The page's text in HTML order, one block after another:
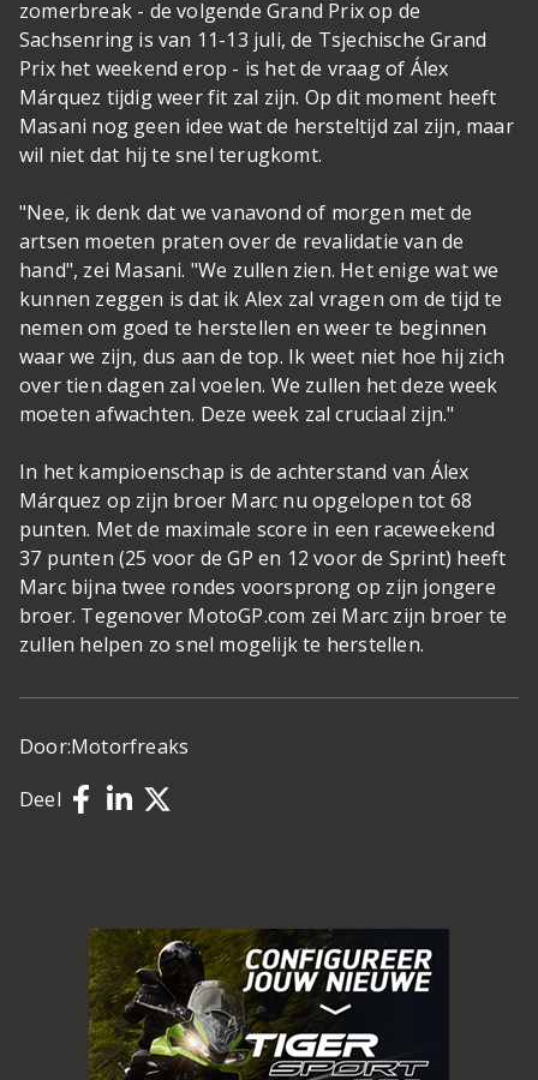
zomerbreak - de volgende Grand Prix op de
Sachsenring is van 11-13 juli, de Tsjechische Grand
Prix het weekend erop - is het de vraag of Álex
Márquez tijdig weer fit zal zijn. Op dit moment heeft
Masani nog geen idee wat de hersteltijd zal zijn, maar
wil niet dat hij te snel terugkomt.
"Nee, ik denk dat we vanavond of morgen met de
artsen moeten praten over de revalidatie van de
hand", zei Masani. "We zullen zien. Het enige wat we
kunnen zeggen is dat ik Alex zal vragen om de tijd te
nemen om goed te herstellen en weer te beginnen
waar we zijn, dus aan de top. Ik weet niet hoe hij zich
over tien dagen zal voelen. We zullen het deze week
moeten afwachten. Deze week zal cruciaal zijn."
In het kampioenschap is de achterstand van Álex
Márquez op zijn broer Marc nu opgelopen tot 68
punten. Met de maximale score in een raceweekend
37 punten (25 voor de GP en 12 voor de Sprint) heeft
Marc bijna twee rondes voorsprong op zijn jongere
broer. Tegenover MotoGP.com zei Marc zijn broer te
zullen helpen zo snel mogelijk te herstellen.
Door:Motorfreaks
Deel